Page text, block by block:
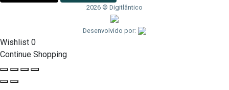
2026 © Digitlântico
Desenvolvido por:
Wishlist 0
Continue Shopping